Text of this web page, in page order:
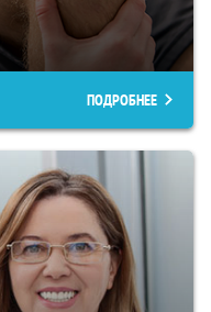
ПОДРОБНЕЕ